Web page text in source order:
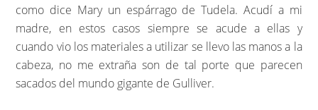
como dice Mary un espárrago de Tudela. Acudí a mi
madre, en estos casos siempre se acude a ellas y
cuando vio los materiales a utilizar se llevo las manos a la
cabeza, no me extraña son de tal porte que parecen
sacados del mundo gigante de Gulliver.